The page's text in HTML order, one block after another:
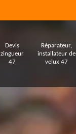
Devis
zingueur
47
Réparateur,
installateur de
velux 47